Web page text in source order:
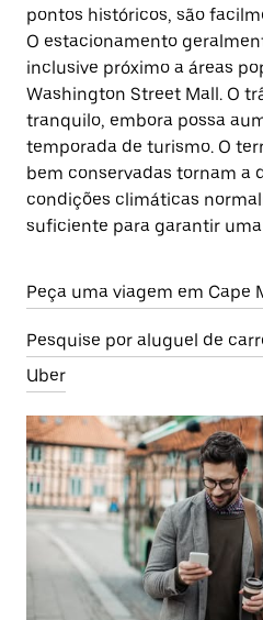
pontos históricos, são
O estacionamento
inclusive próximo a áreas
Washington Street Mall. O
tranquilo, embora possa
temporada de turismo. O
bem conservadas tornam a
condições climáticas
suficiente para garantir
Peça uma viagem em Cape
Pesquise por aluguel de
Uber